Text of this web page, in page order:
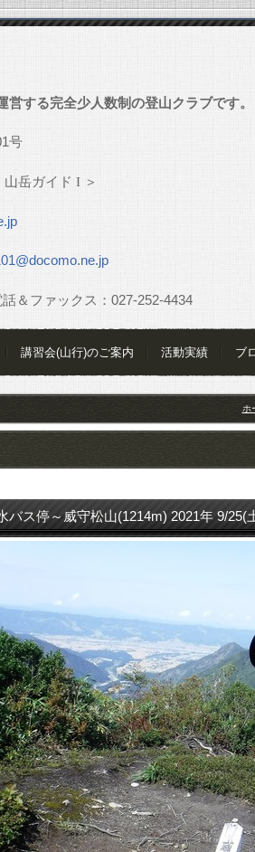
する完全少人数制の登山クラブです。
号
岳ガイド I ＞
ァックス： 027-252-4434
講習会(山行)のご案内 活動実績 ブ
ホ
バス停～威守松山(1214m) 2021年 9/25(